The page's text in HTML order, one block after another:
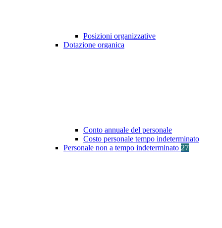
Posizioni organizzative
Dotazione organica
Conto annuale del personale
Costo personale tempo indeterminato
Personale non a tempo indeterminato 27